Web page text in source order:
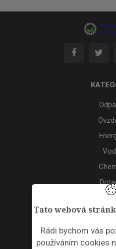
Tato webová
Rádi bychom vás
používáním cookies
Akce
ODPADNÍ